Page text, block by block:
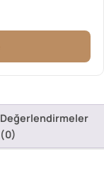
Değerlendirmeler
(0)